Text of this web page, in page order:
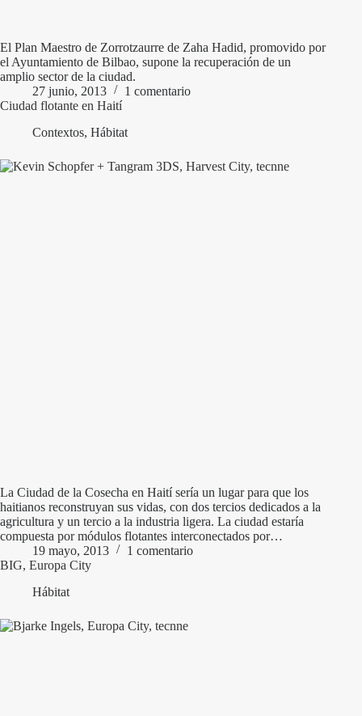
El Plan Maestro de Zorrotzaurre de Zaha Hadid, promovido por
el Ayuntamiento de Bilbao, supone la recuperación de un
amplio sector de la ciudad.
27 junio, 2013
1 comentario
Ciudad flotante en Haití
Contextos, Hábitat
La Ciudad de la Cosecha en Haití sería un lugar para que los
haitianos reconstruyan sus vidas, con dos tercios dedicados a la
agricultura y un tercio a la industria ligera. La ciudad estaría
compuesta por módulos flotantes interconectados por…
19 mayo, 2013
1 comentario
BIG, Europa City
Hábitat